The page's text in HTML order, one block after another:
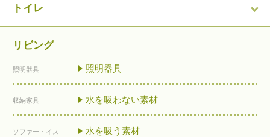
トイレ
リビング
照明器具 照明器具
収納家具 水を吸わない素材
ソファー・イス
水を吸う素材